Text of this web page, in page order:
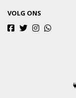
VOLG ONS